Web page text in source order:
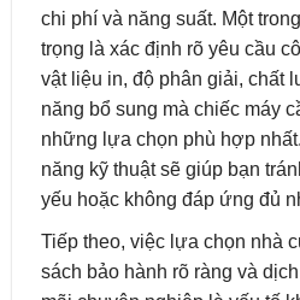
chi phí và năng suất. Một
trọng là xác định rõ yêu cầu
vật liệu in, độ phân giải, chất
năng bổ sung mà chiếc máy
những lựa chọn phù hợp
năng kỹ thuật sẽ giúp bạn
yếu hoặc không đáp ứng đủ
Tiếp theo, việc lựa chọn nhà
sách bảo hành rõ ràng và